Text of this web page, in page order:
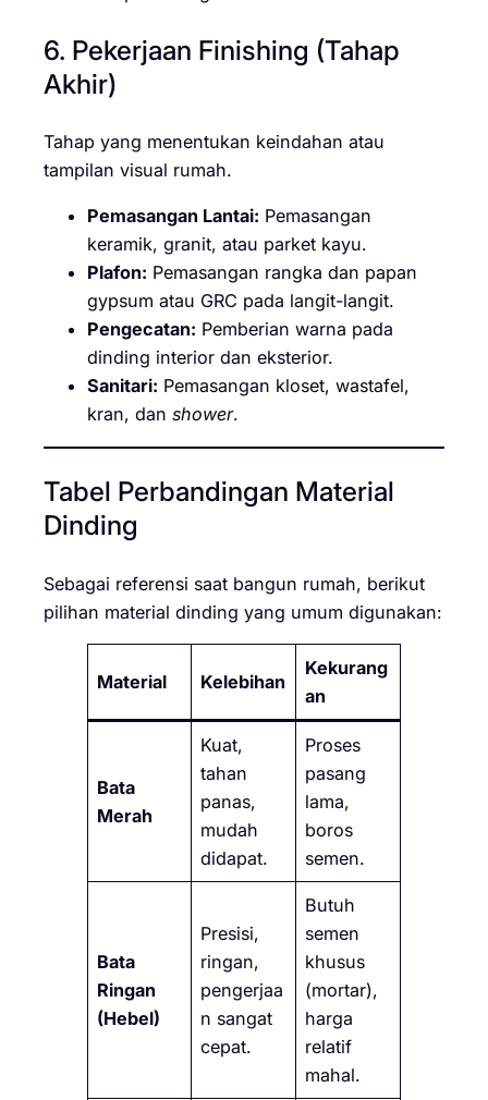
6. Pekerjaan Finishing (Tahap
Akhir)
Tahap yang menentukan keindahan atau
tampilan visual rumah.
Pemasangan Lantai: Pemasangan
keramik, granit, atau parket kayu.
Plafon: Pemasangan rangka dan papan
gypsum atau GRC pada langit-langit.
Pengecatan: Pemberian warna pada
dinding interior dan eksterior.
Sanitari: Pemasangan kloset, wastafel,
kran, dan shower.
Tabel Perbandingan Material
Dinding
Sebagai referensi saat bangun rumah, berikut
pilihan material dinding yang umum digunakan:
Material Kelebihan
Kekurang
an
Bata
Merah
Kuat,
tahan
panas,
mudah
didapat.
Proses
pasang
lama,
boros
semen.
Bata
Ringan
(Hebel)
Presisi,
ringan,
pengerjaa
n sangat
cepat.
Butuh
semen
khusus
(mortar),
harga
relatif
mahal.